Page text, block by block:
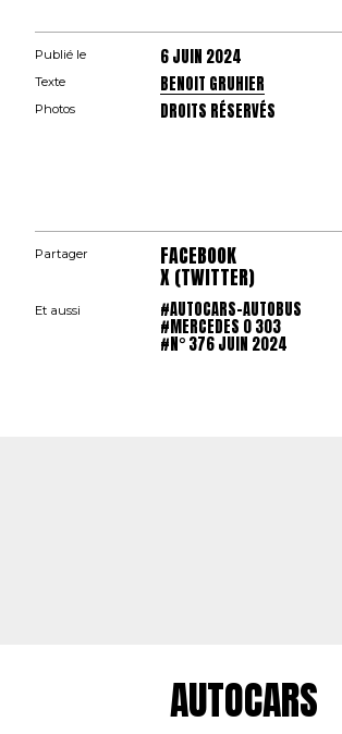
Publié le 6 JUIN 2024
Texte BENOIT GRUHIER
Photos DROITS RÉSERVÉS
Partager FACEBOOK
X (TWITTER)
Et aussi #AUTOCARS-AUTOBUS
#MERCEDES 0 303
#N° 376 JUIN 2024
AUTOCARS